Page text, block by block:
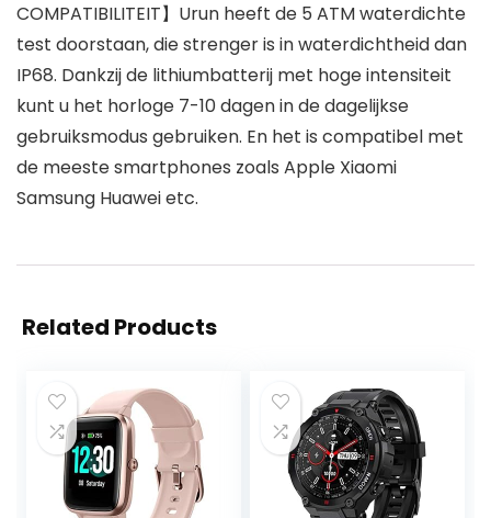
COMPATIBILITEIT】Urun heeft de 5 ATM waterdichte
test doorstaan, die strenger is in waterdichtheid dan
IP68. Dankzij de lithiumbatterij met hoge intensiteit
kunt u het horloge 7-10 dagen in de dagelijkse
gebruiksmodus gebruiken. En het is compatibel met
de meeste smartphones zoals Apple Xiaomi
Samsung Huawei etc.
Related Products